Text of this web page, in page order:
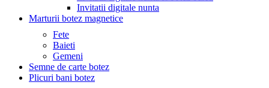
Invitatii digitale nunta
Marturii botez magnetice
Fete
Baieti
Gemeni
Semne de carte botez
Plicuri bani botez